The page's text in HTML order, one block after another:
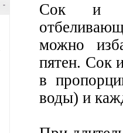
-
Сок и
можно
пятен. Сок
в
воды) и